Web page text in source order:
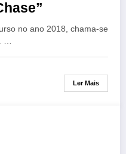
no ano 2018, chama-se
…
Ler Mais